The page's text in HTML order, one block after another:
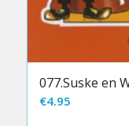
077.Suske en
€4.95